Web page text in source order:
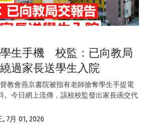
生手機 校監：已向教局
過家長送學生入院
教會燕京書院被指有老師搶奪學生手提電
。今日網上流傳，該校校監發出家長函交代
, 7月 01, 2026